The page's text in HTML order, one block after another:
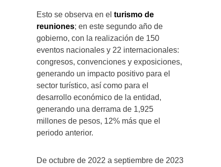
Esto se observa en el turismo de
reuniones; en este segundo año de
gobierno, con la realización de 150
eventos nacionales y 22 internacionales:
congresos, convenciones y exposiciones,
generando un impacto positivo para el
sector turístico, así como para el
desarrollo económico de la entidad,
generando una derrama de 1,925
millones de pesos, 12% más que el
periodo anterior.
De octubre de 2022 a septiembre de 2023